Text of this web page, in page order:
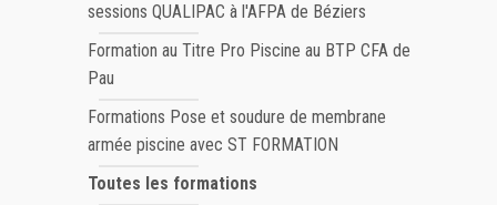
sessions QUALIPAC à l'AFPA de Béziers
Formation au Titre Pro Piscine au BTP CFA de
Pau
Formations Pose et soudure de membrane
armée piscine avec ST FORMATION
Toutes les formations